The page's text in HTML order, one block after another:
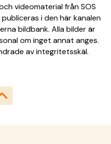
videomaterial från SOS
i den här kanalen
bildbank. Alla bilder är
om inget annat anges.
av integritetsskäl.